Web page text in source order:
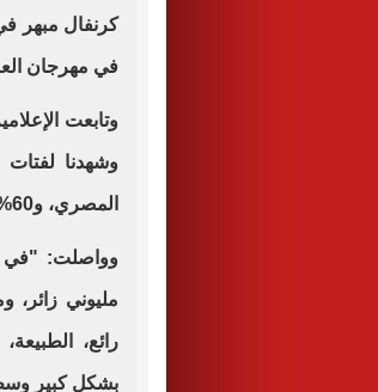
كرنفال مبهر
في مهرجان
وتابعت
وشهدنا
المصري، و60% من إجمالي أرباح المهرجان سيجرى تخصيصها للأشقاء في غزة".
وواصلت: "في
رائع،
بشكل كبير